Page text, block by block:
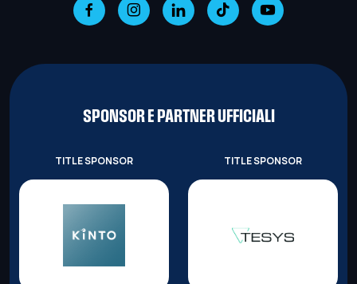
SPONSOR E PARTNER UFFICIALI
TITLE SPONSOR TITLE SPONSOR